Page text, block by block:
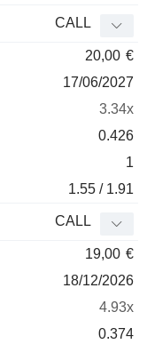
CALL
20,00 €
17/06/2027
3.34x
0.426
1
1.55 / 1.91
CALL
19,00 €
18/12/2026
4.93x
0.374